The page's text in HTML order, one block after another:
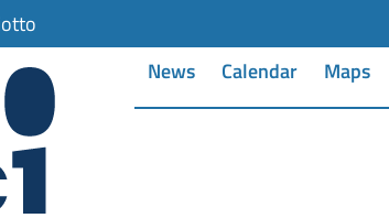
News Calendar Maps